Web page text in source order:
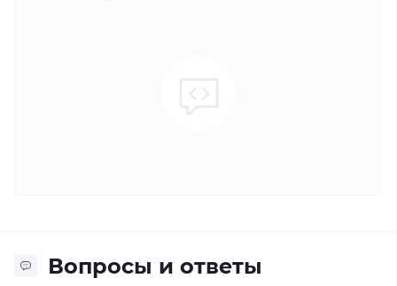
Вопросы и ответы